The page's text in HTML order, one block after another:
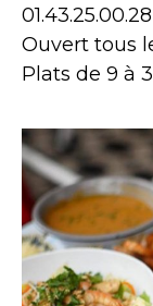
01.43.25.00.28
Ouvert tous
Plats de 9 à